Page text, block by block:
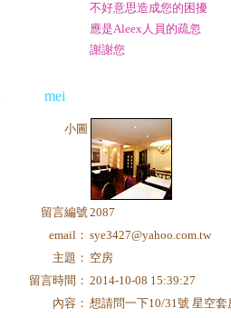
不好意思造成您的困擾
應是Aleex人員的疏忽
謝謝您
mei
小圖
留言編號2087
email： sye3427@yahoo.com.tw
主題： 空房
留言時間： 2014-10-08 15:39:27
內容： 想請問一下10/31號 星空套